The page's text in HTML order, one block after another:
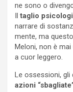
ne sono o
Iltaglio
narrare di
mente, ma
Meloni, non è
a cuor leggero.
Le ossessioni, gli
azioni